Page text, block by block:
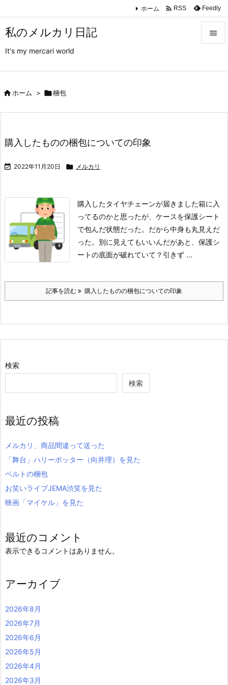
私のメルカリ日記
It's my mercari world

ホーム  RSS Feedly
ホーム > 梱包
購入したものの梱包についての印象
 2022年11月20日  メルカリ
購入したタイヤチェーンが届きました箱に入
ってるのかと思ったが、ケースを保護シート
で包んだ状態だった。 だから中身も丸見えだ
った。 別に見えてもいいんだがあと、保護シ
ートの底面が破れていて？引きず ...
記事を読む 購入したものの梱包についての印象
検索
検索
最近の投稿
メルカリ、商品間違って送った
「舞台」ハリーポッター（向井理）を見た
ベルトの梱包
お笑いライブJEMA渋笑を見た
映画「マイケル」を見た
最近のコメント
表示できるコメントはありません。
アーカイブ
2026年8月
2026年7月
2026年6月
2026年5月
2026年4月
2026年3月